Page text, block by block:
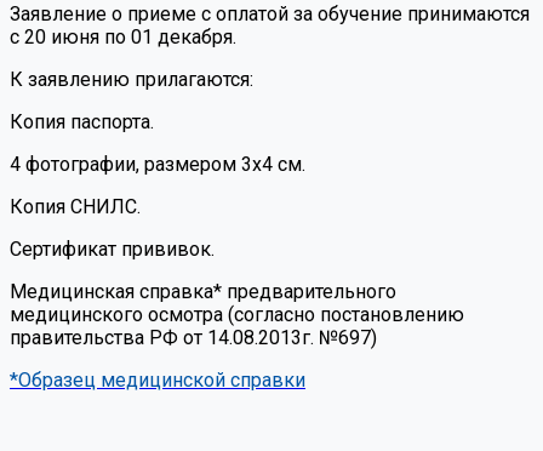
Заявление о приеме с оплатой за обучение принимаются
с 20 июня по 01 декабря.
К заявлению прилагаются:
Копия паспорта.
4 фотографии, размером 3х4 см.
Копия СНИЛС.
Сертификат прививок.
Медицинская справка* предварительного
медицинского осмотра (согласно постановлению
правительства РФ от 14.08.2013г. №697)
*Образец медицинской справки